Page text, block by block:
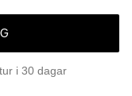
i 30 dagar